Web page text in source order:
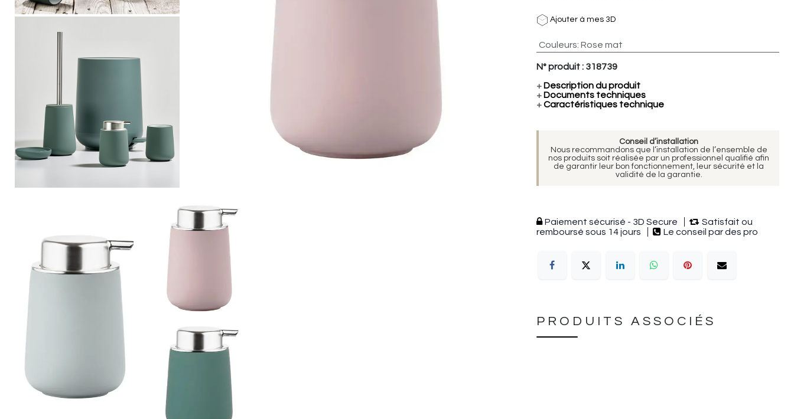
Ajouter à mes 3D
Couleurs:Rose mat
N° produit : 318739
+Description du produit
+Documents techniques
+Caractéristiques technique
Conseil d’installation
Nous recommandons que l’installation de l’ensemble de
nos produits soit réalisée par un professionnel qualifié afin
de garantir leur bon fonctionnement, leur sécurité et la
validité de la garantie.
Paiement sécurisé - 3D Secure
Satisfait ou
remboursé sous 14 jours
Le conseil par des pro
PRODUITS ASSOCIÉS